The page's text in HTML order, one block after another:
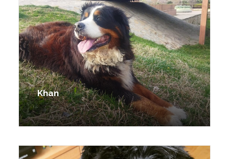
Khan